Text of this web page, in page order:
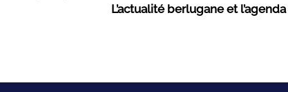
L’actualité berlugane et l’agenda